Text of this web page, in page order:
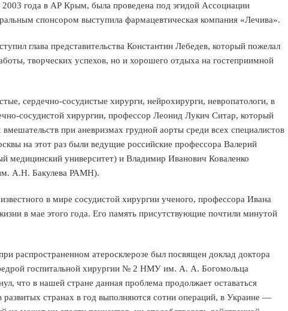
года в АР Крым, была проведена под эгидой Ассоциации
спонсором выступила фармацевтическая компания «Лечива».
глава представительства Константин Лебедев, который пожелал
творческих успехов, но и хорошего отдыха на гостеприимной
сердечно-сосудистые хирурги, нейрохирурги, невропатологи, в
сосудистой хирургии, профессор Леонид Лукич Ситар, который
при аневризмах грудной аорты среди всех специалистов
на этот раз были ведущие российские профессора Валерий
медицинский университет) и Владимир Иванович Коваленко
А.Н. Бакулева РАМН).
в мире сосудистой хирургии ученого, профессора Ивана
в мае этого года. Его память присутствующие почтили минутой
распространенном атеросклерозе был посвящен доклад доктора
госпитальной хирургии № 2 НМУ им. А. А. Богомольца
что в нашей стране данная проблема продолжает оставаться
странах в год выполняются сотни операций, в Украине —